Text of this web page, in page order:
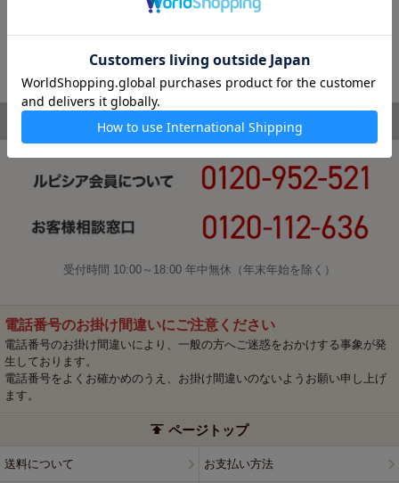
カスタマーハラスメントについて
受付時間 10:00～18:00 年中無休（年末年始を除く）
電話番号のお掛け間違いにご注意ください
電話番号のお掛け間違いにより、一般の方へご迷惑をおかけする事象が発
生しております。
電話番号をよくお確かめのうえ、お掛け間違いのないようお願い申し上げ
ます。
ページトップ
送料について お支払い方法